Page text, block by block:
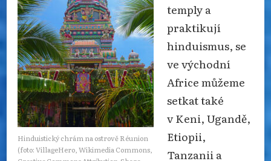
Hinduistický chrám na ostrově Réunion
(foto: VillageHero, Wikimedia Commons,
temply a
praktikují
hinduismus, se
ve východní
Africe můžeme
setkat také
v Keni, Ugandě,
Etiopii,
Tanzanii a